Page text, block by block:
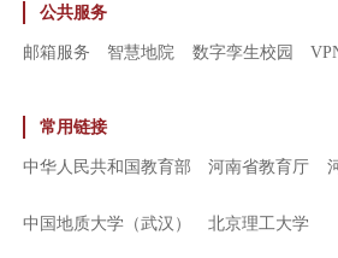
公共服务
邮箱服务 智慧地院 数字孪生校园
常用链接
中华人民共和国教育部 河南省教育厅
中国地质大学（武汉） 北京理工大学